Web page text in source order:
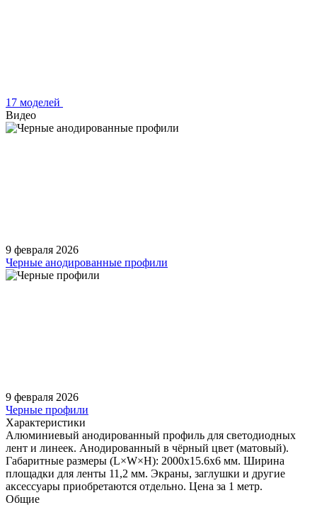
17 моделей
Видео
9 февраля 2026
Черные анодированные профили
9 февраля 2026
Черные профили
Характеристики
Алюминиевый анодированный профиль для светодиодных
лент и линеек. Анодированный в чёрный цвет (матовый).
Габаритные размеры (L×W×H): 2000x15.6x6 мм. Ширина
площадки для ленты 11,2 мм. Экраны, заглушки и другие
аксессуары приобретаются отдельно. Цена за 1 метр.
Общие